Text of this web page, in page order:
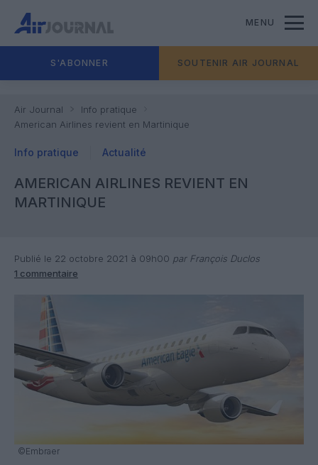
MENU
S'ABONNER SOUTENIR AIR JOURNAL
Air Journal
Info pratique
American Airlines revient en Martinique
Info pratique Actualité
AMERICAN AIRLINES REVIENT EN
MARTINIQUE
Publié le 22 octobre 2021 à 09h00 par François Duclos
1 commentaire
©Embraer